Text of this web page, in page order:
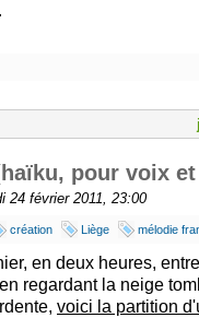
pour voix
24 février 2011, 23:00
création Liège mélodie
en deux heures,
regardant la neige
voici la partition